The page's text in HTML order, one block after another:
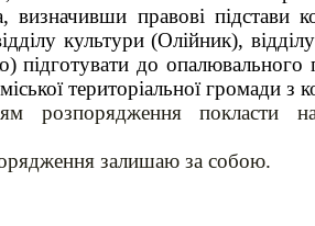
визначивши правові підстави
культури (Олійник),
підготувати до опалювального
територіальної громади з
розпорядження покласти
залишаю за собою.